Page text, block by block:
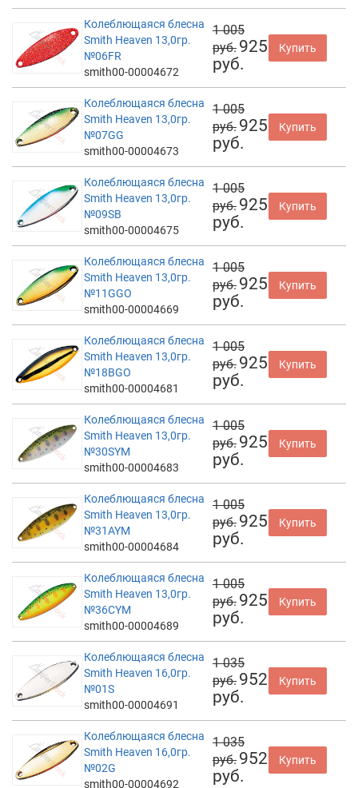
Колеблющаяся блесна
Smith Heaven 13,0гр.
№06FR
smith00-00004672
1 005
руб. 925
руб.
Купить
Колеблющаяся блесна
Smith Heaven 13,0гр.
№07GG
smith00-00004673
1 005
руб. 925
руб.
Купить
Колеблющаяся блесна
Smith Heaven 13,0гр.
№09SB
smith00-00004675
1 005
руб. 925
руб.
Купить
Колеблющаяся блесна
Smith Heaven 13,0гр.
№11GGO
smith00-00004669
1 005
руб. 925
руб.
Купить
Колеблющаяся блесна
Smith Heaven 13,0гр.
№18BGO
smith00-00004681
1 005
руб. 925
руб.
Купить
Колеблющаяся блесна
Smith Heaven 13,0гр.
№30SYM
smith00-00004683
1 005
руб. 925
руб.
Купить
Колеблющаяся блесна
Smith Heaven 13,0гр.
№31AYM
smith00-00004684
1 005
руб. 925
руб.
Купить
Колеблющаяся блесна
Smith Heaven 13,0гр.
№36CYM
smith00-00004689
1 005
руб. 925
руб.
Купить
Колеблющаяся блесна
Smith Heaven 16,0гр.
№01S
smith00-00004691
1 035
руб. 952
руб.
Купить
Колеблющаяся блесна
Smith Heaven 16,0гр.
№02G
smith00-00004692
1 035
руб. 952
руб.
Купить